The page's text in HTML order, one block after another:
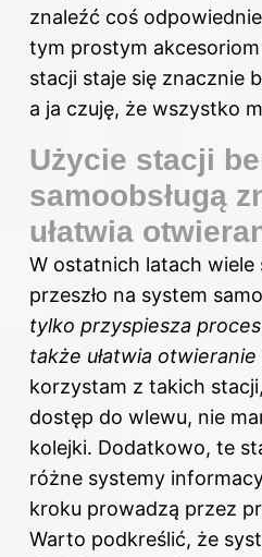
znaleźć coś
tym prostym
stacji staje się znacznie
a ja czuję, że wszystko
Użycie stacji
samoobsługą
ułatwia
W ostatnich latach
przeszło na system
tylko przyspiesza
także ułatwia
korzystam z takich
dostęp do wlewu, nie
kolejki. Dodatkowo, te
różne systemy
kroku prowadzą przez
Warto podkreślić, że